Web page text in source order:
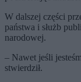
W dalszej części
państwa i służb
narodowej.
– Nawet jeśli
stwierdził.